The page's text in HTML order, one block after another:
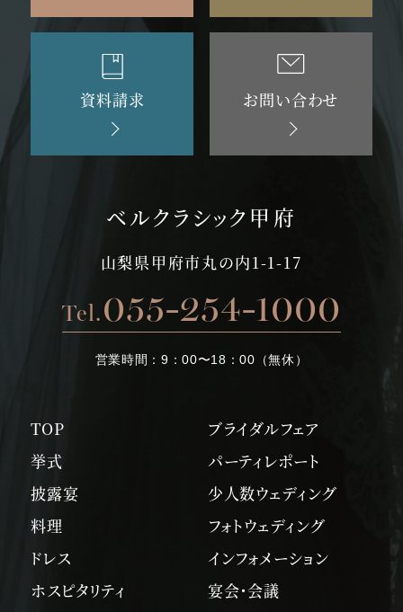
資料請求 お問い合わせ
ベルクラシック甲府
山梨県甲府市丸の内1-1-17
Tel.055-254-1000
営業時間： 9：00〜18：00（無休）
TOP
挙式
披露宴
料理
ドレス
ホスピタリティ
ブライダルフェア
パーティレポート
少人数ウェディング
フォトウェディング
インフォメーション
宴会・会議